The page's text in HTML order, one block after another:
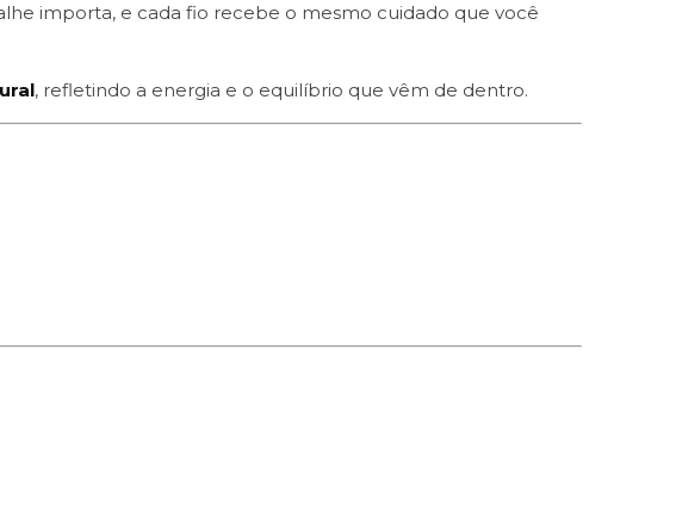
importa, e cada fio recebe o mesmo cuidado que você
, refletindo a energia e o equilíbrio que vêm de dentro.